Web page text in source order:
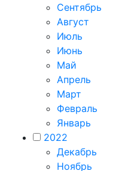
Сентябрь
Август
Июль
Июнь
Май
Апрель
Март
Февраль
Январь
2022
Декабрь
Ноябрь